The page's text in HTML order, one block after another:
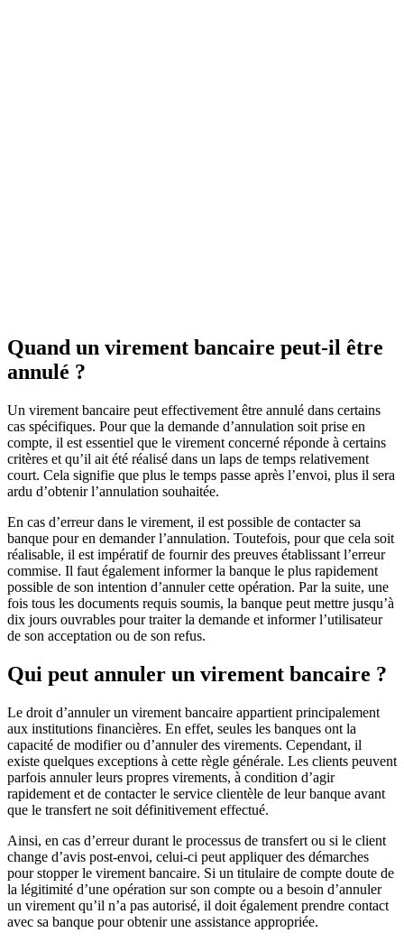
Quand un virement bancaire peut-il être
annulé ?
Un virement bancaire peut effectivement être annulé dans certains
cas spécifiques. Pour que la demande d’annulation soit prise en
compte, il est essentiel que le virement concerné réponde à certains
critères et qu’il ait été réalisé dans un laps de temps relativement
court. Cela signifie que plus le temps passe après l’envoi, plus il sera
ardu d’obtenir l’annulation souhaitée.
En cas d’erreur dans le virement, il est possible de contacter sa
banque pour en demander l’annulation. Toutefois, pour que cela soit
réalisable, il est impératif de fournir des preuves établissant l’erreur
commise. Il faut également informer la banque le plus rapidement
possible de son intention d’annuler cette opération. Par la suite, une
fois tous les documents requis soumis, la banque peut mettre jusqu’à
dix jours ouvrables pour traiter la demande et informer l’utilisateur
de son acceptation ou de son refus.
Qui peut annuler un virement bancaire ?
Le droit d’annuler un virement bancaire appartient principalement
aux institutions financières. En effet, seules les banques ont la
capacité de modifier ou d’annuler des virements. Cependant, il
existe quelques exceptions à cette règle générale. Les clients peuvent
parfois annuler leurs propres virements, à condition d’agir
rapidement et de contacter le service clientèle de leur banque avant
que le transfert ne soit définitivement effectué.
Ainsi, en cas d’erreur durant le processus de transfert ou si le client
change d’avis post-envoi, celui-ci peut appliquer des démarches
pour stopper le virement bancaire. Si un titulaire de compte doute de
la légitimité d’une opération sur son compte ou a besoin d’annuler
un virement qu’il n’a pas autorisé, il doit également prendre contact
avec sa banque pour obtenir une assistance appropriée.